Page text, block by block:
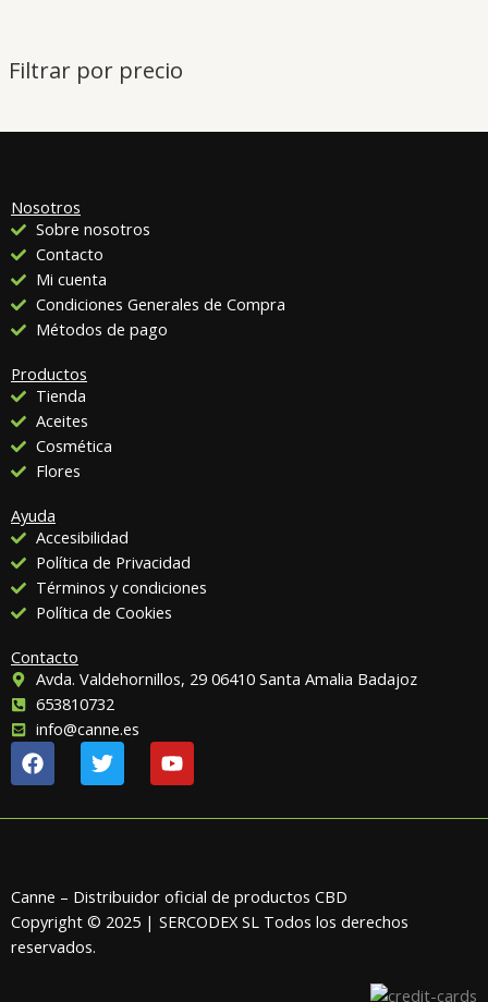
Filtrar por precio
Nosotros
Sobre nosotros
Contacto
Mi cuenta
Condiciones Generales de Compra
Métodos de pago
Productos
Tienda
Aceites
Cosmética
Flores
Ayuda
Accesibilidad
Política de Privacidad
Términos y condiciones
Política de Cookies
Contacto
Avda. Valdehornillos, 29 06410 Santa Amalia Badajoz
653810732
info@canne.es
F
a
c
e
k
T
w
i
t
Y
o
u
t
Canne – Distribuidor oficial de productos CBD
Copyright © 2025 | SERCODEX SL Todos los derechos
reservados.